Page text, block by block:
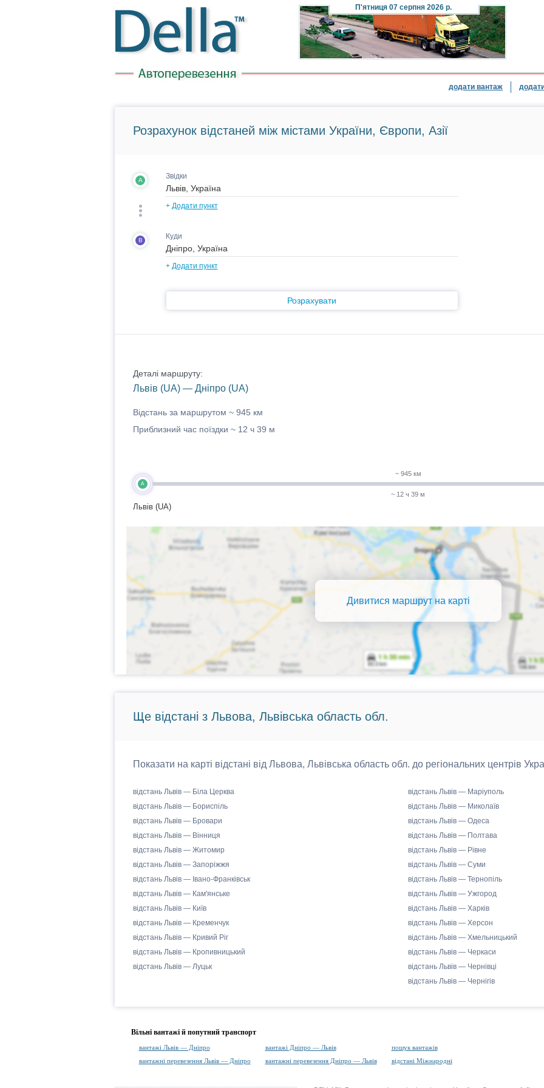
П'ятниця07 серпня 2026 р.
додати вантаж
Розрахунок відстаней між містами України, Європи, Азії
A Звідки
+ Додати пункт
B Куди
+ Додати пункт
Розрахувати
Деталі маршруту:
Львів (UA) — Дніпро (UA)
Відстань за маршрутом ~ 945 км
Приблизний час поїздки ~ 12 ч 39 м
A
Львів (UA)
~ 945 км
~ 12 ч 39 м
Дивитися маршрут на карті
Ще відстані з Львова, Львівська область обл.
Показати на карті відстані від Львова, Львівська область обл. до регіональних центрів
відстань Львів — Біла Церква
відстань Львів — Бориспіль
відстань Львів — Бровари
відстань Львів — Вінниця
відстань Львів — Житомир
відстань Львів — Запоріжжя
відстань Львів — Івано-Франківськ
відстань Львів — Кам'янське
відстань Львів — Київ
відстань Львів — Кременчук
відстань Львів — Кривий Ріг
відстань Львів — Кропивницький
відстань Львів — Луцьк
відстань Львів — Маріуполь
відстань Львів — Миколаїв
відстань Львів — Одеса
відстань Львів — Полтава
відстань Львів — Рівне
відстань Львів — Суми
відстань Львів — Тернопіль
відстань Львів — Ужгород
відстань Львів — Харків
відстань Львів — Херсон
відстань Львів — Хмельницький
відстань Львів — Черкаси
відстань Львів — Чернівці
відстань Львів — Чернігів
Вільні вантажі й попутний транспорт
вантажі Львів — Дніпро вантажі Дніпро — Львів
пошук вантажів
вантажні перевезення Львів — Дніпро
вантажні перевезення Дніпро — Львів відстані Міжнародні